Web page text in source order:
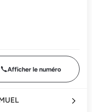
Afficher le numéro